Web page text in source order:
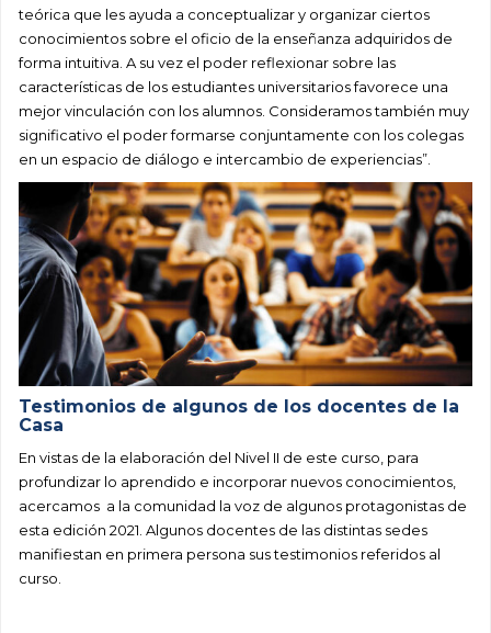
teórica que les ayuda a conceptualizar y organizar ciertos
conocimientos sobre el oficio de la enseñanza adquiridos de
forma intuitiva. A su vez el poder reflexionar sobre las
características de los estudiantes universitarios favorece una
mejor vinculación con los alumnos. Consideramos también muy
significativo el poder formarse conjuntamente con los colegas
en un espacio de diálogo e intercambio de experiencias”.
Testimonios de algunos de los docentes de la
Casa
En vistas de la elaboración del Nivel II de este curso, para
profundizar lo aprendido e incorporar nuevos conocimientos,
acercamos a la comunidad la voz de algunos protagonistas de
esta edición 2021. Algunos docentes de las distintas sedes
manifiestan en primera persona sus testimonios referidos al
curso.